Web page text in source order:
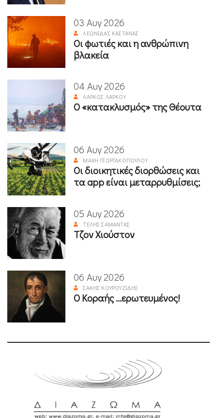
03 Αυγ 2026
ΛΕΩΝΊΔΑΣ ΚΑΣΤΑΝΆΣ
Οι φωτιές και η ανθρώπινη
βλακεία
04 Αυγ 2026
ΛΆΡΚΟΣ ΛΆΡΚΟΥ
Ο «κατακλυσμός» της Θέουτα
06 Αυγ 2026
ΜΆΧΗ ΓΕΩΡΓΑΚΟΠΟΎΛΟΥ
Οι διοικητικές διορθώσεις και
τα app είναι μεταρρυθμίσεις;
05 Αυγ 2026
ΤΈΛΗΣ ΣΑΜΑΝΤΆΣ
Τζον Χιούστον
06 Αυγ 2026
ΣΆΚΗΣ ΚΟΥΡΟΥΖΊΔΗΣ
Ο Κοραής ...ερωτευμένος!